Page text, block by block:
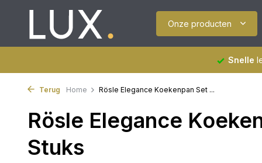
Onze producten
Snelle
Terug Home Rösle Elegance Koekenpan Set ...
Rösle Elegance
Stuks